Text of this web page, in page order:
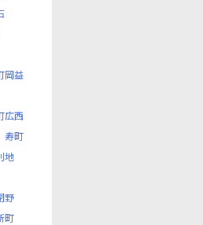
岡益
広西
寿町
地
野
町